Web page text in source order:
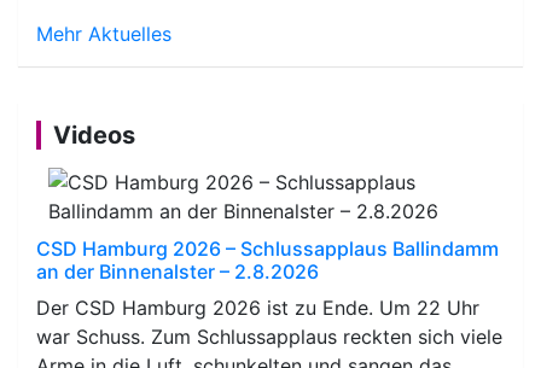
Mehr Aktuelles
Videos
CSD Hamburg 2026 – Schlussapplaus Ballindamm
an der Binnenalster – 2.8.2026
Der CSD Hamburg 2026 ist zu Ende. Um 22 Uhr
war Schuss. Zum Schlussapplaus reckten sich viele